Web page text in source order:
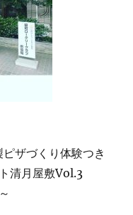
ザづくり体験つき
清月屋敷Vol.3